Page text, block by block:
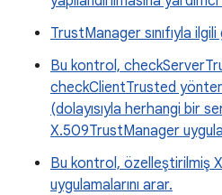
TrustManager sınıfıyla
Bu kontrol,
checkClientTrusted
(dolayısıyla herhangi bir
X.509TrustManager
Bu kontrol, özelleştirilmiş
uygulamalarını arar.